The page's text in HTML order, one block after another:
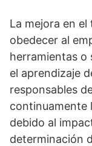
La mejora en
obedecer al
herramientas o
el aprendizaje
responsables
continuamente
debido al
determinación